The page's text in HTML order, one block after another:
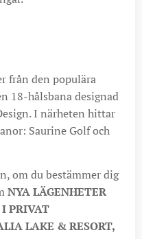
från den populära
18-hålsbana designad
I närheten hittar
Saurine Golf och
om du bestämmer dig
NYA LÄGENHETER
PRIVAT
LAKE & RESORT,